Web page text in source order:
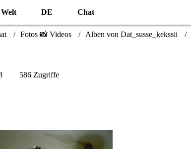
Welt DE Chat
Fotos 📸 Videos Alben von Dat_susse_kekssii
586 Zugriffe